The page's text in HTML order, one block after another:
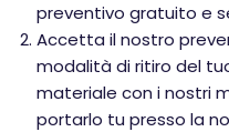
preventivo gratuito e
Accetta il nostro
modalità di ritiro del
materiale con i nostri
portarlo tu presso la